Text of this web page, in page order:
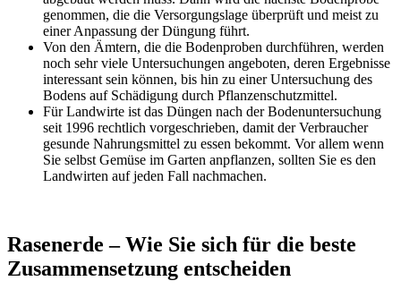
genommen, die die Versorgungslage überprüft und meist zu
einer Anpassung der Düngung führt.
Von den Ämtern, die die Bodenproben durchführen, werden
noch sehr viele Untersuchungen angeboten, deren Ergebnisse
interessant sein können, bis hin zu einer Untersuchung des
Bodens auf Schädigung durch Pflanzenschutzmittel.
Für Landwirte ist das Düngen nach der Bodenuntersuchung
seit 1996 rechtlich vorgeschrieben, damit der Verbraucher
gesunde Nahrungsmittel zu essen bekommt. Vor allem wenn
Sie selbst Gemüse im Garten anpflanzen, sollten Sie es den
Landwirten auf jeden Fall nachmachen.
Rasenerde – Wie Sie sich für die beste
Zusammensetzung entscheiden